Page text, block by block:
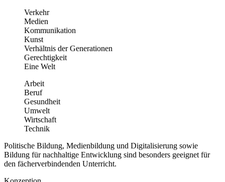
Verkehr
Medien
Kommunikation
Kunst
Verhältnis der Generationen
Gerechtigkeit
Eine Welt
Arbeit
Beruf
Gesundheit
Umwelt
Wirtschaft
Technik
Politische Bildung, Medienbildung und Digitalisierung sowie
Bildung für nachhaltige Entwicklung sind besonders geeignet für
den fächerverbindenden Unterricht.